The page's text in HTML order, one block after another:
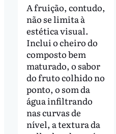
A fruição, contudo,
não se limita à
estética visual.
Inclui o cheiro do
composto bem
maturado, o sabor
do fruto colhido no
ponto, o som da
água infiltrando
nas curvas de
nível, a textura da